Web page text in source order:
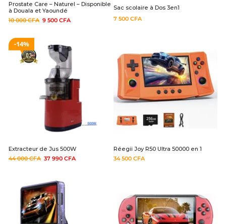
Prostate Care – Naturel – Disponible
à Douala et Yaoundé
10 000CFA 9 500 CFA
Sac scolaire à Dos 3en1
7 500 CFA
14%
Extracteur de Jus 500W
44 000CFA 37 990 CFA
Réegii Joy R50 Ultra 50000 en 1
34 500 CFA